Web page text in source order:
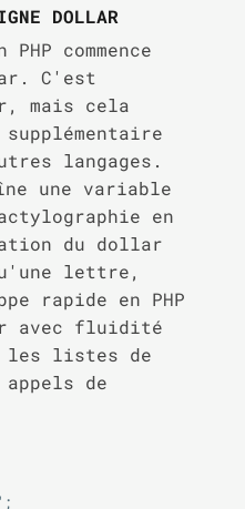
DOLLAR
commence
C'est
mais cela
langages.
une variable
en
du dollar
lettre,
rapide en PHP
avec fluidité
les listes de
de